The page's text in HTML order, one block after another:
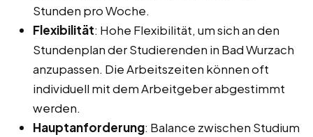
Stunden pro Woche.
Flexibilität: Hohe Flexibilität, um sich an den
Stundenplan der Studierenden in Bad Wurzach
anzupassen. Die Arbeitszeiten können oft
individuell mit dem Arbeitgeber abgestimmt
werden.
Hauptanforderung: Balance zwischen Studium